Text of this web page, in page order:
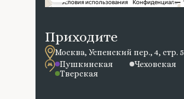
Приходите
Москва, Успенский пер., 4, стр. 5
Пушкинская
Чеховская
Тверская